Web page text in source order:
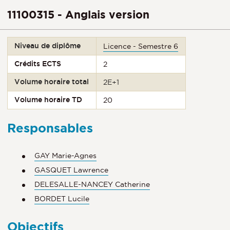
11100315 - Anglais version
Niveau de diplôme Licence - Semestre 6
Crédits ECTS 2
Volume horaire total 2E+1
Volume horaire TD 20
Responsables
GAY Marie-Agnes
GASQUET Lawrence
DELESALLE-NANCEY Catherine
BORDET Lucile
Objectifs